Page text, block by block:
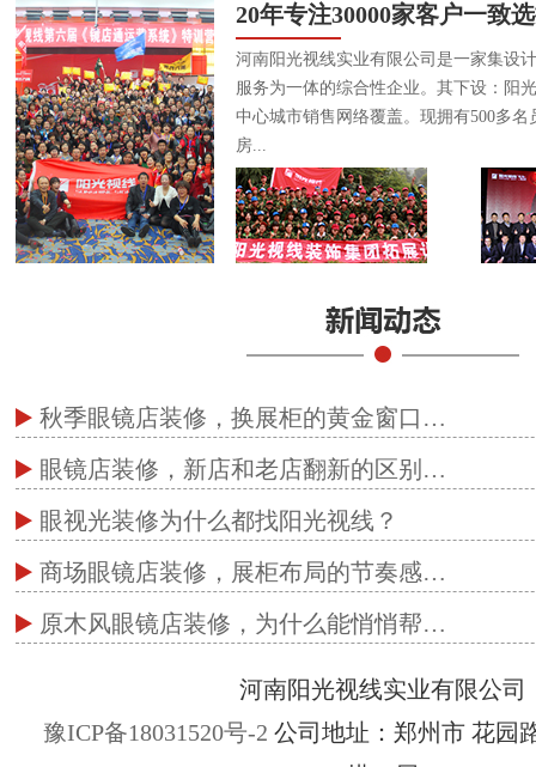
20年专注30000家客户一致
河南阳光视线实业有限公司是一家集设
服务为一体的综合性企业。其下设：阳
中心城市销售网络覆盖。现拥有500多
房...
秋季眼镜店装修，换展柜的黄金窗口…
眼镜店装修，新店和老店翻新的区别…
眼视光装修为什么都找阳光视线？
商场眼镜店装修，展柜布局的节奏感…
原木风眼镜店装修，为什么能悄悄帮…
河南阳光视线实业有限公司
豫ICP备18031520号-2 公司地址：郑州市 花园